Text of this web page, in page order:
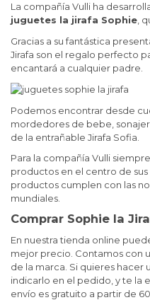
La compañía Vulli ha
juguetes la jirafa Sophie,
Gracias a su fantástica
Jirafa son el regalo perfecto
encantará a cualquier padre.
Podemos encontrar desde
mordedores de bebe,
de la entrañable Jirafa Sofia.
Para la compañía Vulli
productos en el centro de
productos cumplen con las
mundiales.
Comprar Sophie la
En nuestra tienda online
mejor precio. Contamos con
de la marca. Si quieres hacer
indicarlo en el pedido, y te la
envío es gratuito a partir de